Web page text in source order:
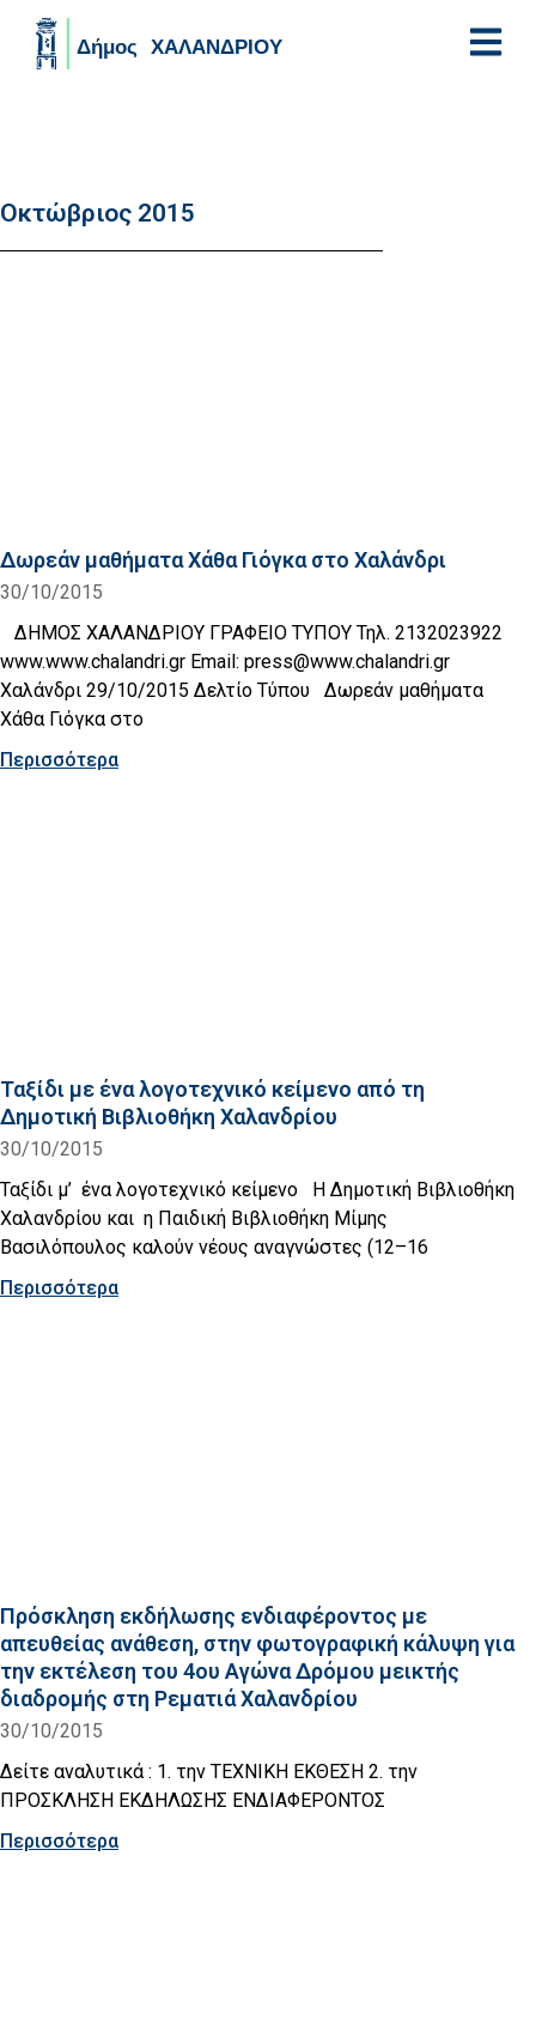
Οκτώβριος 2015
Δωρεάν μαθήματα Χάθα Γιόγκα στο Χαλάνδρι
30/10/2015
ΔΗΜΟΣ ΧΑΛΑΝΔΡΙΟΥ ΓΡΑΦΕΙΟ ΤΥΠΟΥ Τηλ. 2132023922
www.www.chalandri.gr Email: press@www.chalandri.gr
Χαλάνδρι 29/10/2015 Δελτίο Τύπου Δωρεάν μαθήματα
Χάθα Γιόγκα στο
Περισσότερα
Ταξίδι με ένα λογοτεχνικό κείμενο από τη
Δημοτική Βιβλιοθήκη Χαλανδρίου
30/10/2015
Ταξίδι μ’ ένα λογοτεχνικό κείμενο H Δημοτική Βιβλιοθήκη
Χαλανδρίου και η Παιδική Βιβλιοθήκη Μίμης
Βασιλόπουλος καλούν νέους αναγνώστες (12–16
Περισσότερα
Πρόσκληση εκδήλωσης ενδιαφέροντος με
απευθείας ανάθεση, στην φωτογραφική κάλυψη για
την εκτέλεση του 4ου Αγώνα Δρόμου μεικτής
διαδρομής στη Ρεματιά Χαλανδρίου
30/10/2015
Δείτε αναλυτικά : 1. την ΤΕΧΝΙΚΗ ΕΚΘΕΣΗ 2. την
ΠΡΟΣΚΛΗΣΗ ΕΚΔΗΛΩΣΗΣ ΕΝΔΙΑΦΕΡΟΝΤΟΣ
Περισσότερα